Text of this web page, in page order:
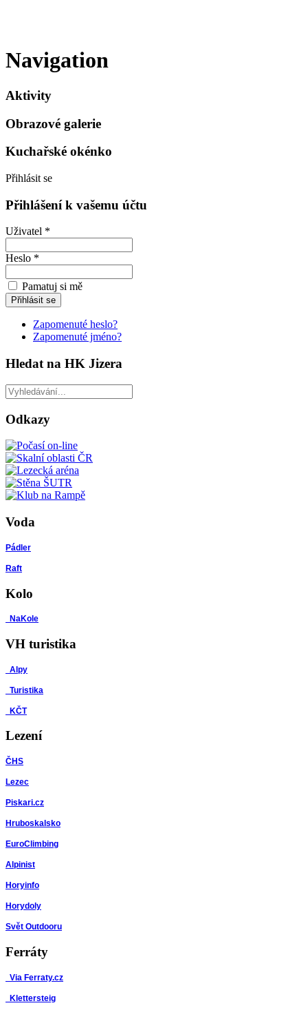
Navigation
Aktivity
Obrazové galerie
Kuchařské okénko
Přihlásit se
Přihlášení k vašemu účtu
Uživatel *
Heslo *
Pamatuj si mě
Zapomenuté heslo?
Zapomenuté jméno?
Hledat na HK Jizera
Odkazy
Voda
Pádler
Raft
Kolo
NaKole
VH turistika
Alpy
Turistika
KČT
Lezení
ČHS
Lezec
Piskari.cz
Hruboskalsko
EuroClimbing
Alpinist
Horyinfo
Horydoly
Svět Outdooru
Ferráty
Via Ferraty.cz
Klettersteig